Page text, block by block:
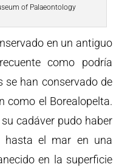
of Palaeontology
en un antiguo
como podría
se han conservado de
como el Borealopelta.
cadáver pudo haber
hasta el mar en una
en la superficie